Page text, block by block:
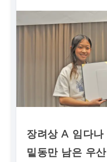
장려상 A 임다나
밑동만 남은 우산